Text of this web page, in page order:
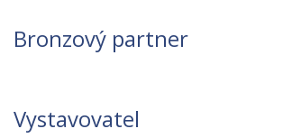
Bronzový partner
Vystavovatel